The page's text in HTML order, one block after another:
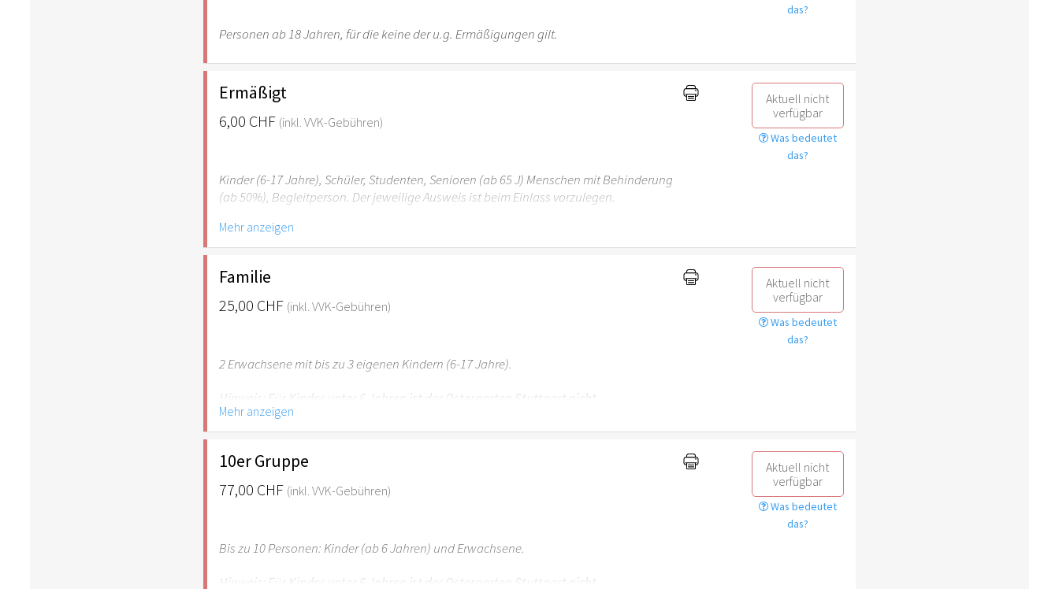
das?
Personen ab 18 Jahren, für die keine der u.g. Ermäßigungen gilt.
Ermäßigt
6,00 CHF (inkl. VVK-Gebühren)
Aktuell nicht
verfügbar
Was bedeutet
das?
Kinder (6-17 Jahre), Schüler, Studenten, Senioren (ab 65 J) Menschen mit Behinderung
(ab 50%), Begleitperson. Der jeweilige Ausweis ist beim Einlass vorzulegen.
Hinweis: Für Kinder unter 6 Jahren ist der Ostergarten Stuttgart nicht
empfehlenswert.
Mehr anzeigen
Familie
25,00 CHF (inkl. VVK-Gebühren)
Aktuell nicht
verfügbar
Was bedeutet
das?
2 Erwachsene mit bis zu 3 eigenen Kindern (6-17 Jahre).
Hinweis: Für Kinder unter 6 Jahren ist der Ostergarten Stuttgart nicht
empfehlenswert.
Mehr anzeigen
10er Gruppe
77,00 CHF (inkl. VVK-Gebühren)
Aktuell nicht
verfügbar
Was bedeutet
das?
Bis zu 10 Personen: Kinder (ab 6 Jahren) und Erwachsene.
Hinweis: Für Kinder unter 6 Jahren ist der Ostergarten Stuttgart nicht